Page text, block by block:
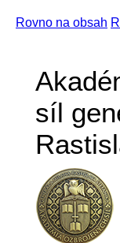
Rovno na obsah
síl